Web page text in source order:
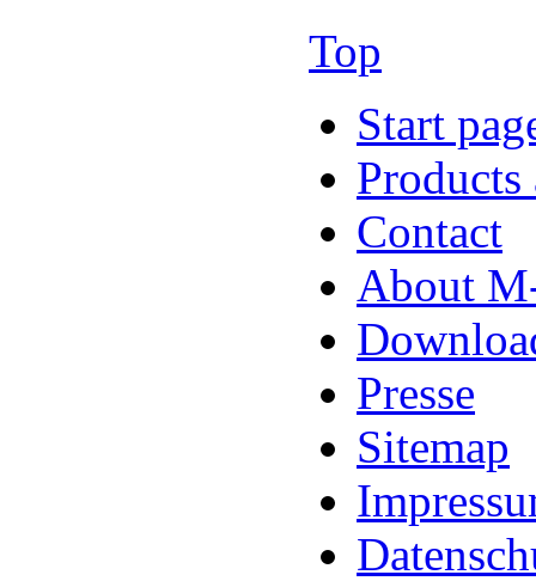
Top
Start
Products
Contact
About
Presse
Sitemap